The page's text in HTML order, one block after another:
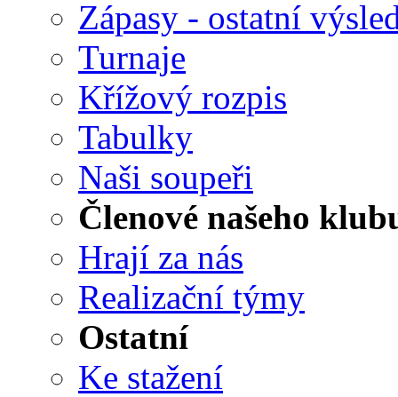
Zápasy - ostatní
Turnaje
Křížový rozpis
Tabulky
Naši soupeři
Členové našeho
Hrají za nás
Realizační týmy
Ostatní
Ke stažení